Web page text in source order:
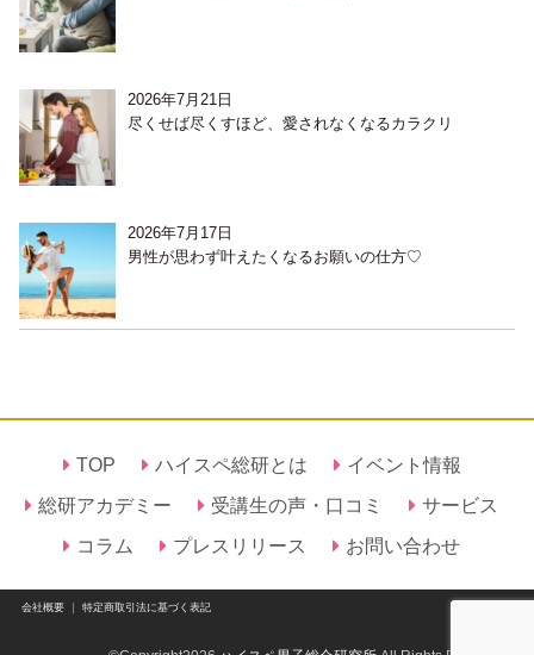
2026年7月21日
尽くせば尽くすほど、愛されなくなるカラクリ
2026年7月17日
男性が思わず叶えたくなるお願いの仕方♡
TOP ハイスペ総研とは
イベント情報
総研アカデミー
受講生の声・口コミ
サービス
コラム
プレスリリース お問い合わせ
会社概要｜ 特定商取引法に基づく表記